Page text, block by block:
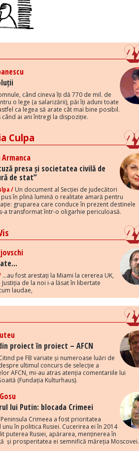
când cineva îți dă 770 de mil. de
o lege (a salarizării), păi îți aduni toate
ca legea să arate cât mai bine posibil.
când ai ani întregi la dispoziție.
Culpa
Armanca
presa și societatea civilă de
de stat”
/ Un document al Secției de judecători
pus în plină lumină o realitate amară pentru
gruparea care conduce în prezent destinele
a transformat într-o oligarhie periculoasă.
...au fost arestați la Miami la cererea UK,
Justiția de la noi i-a lăsat în libertate
laudae,
proiect în proiect – AFCN
pe FB variate și numeroase luări de
ultimul concurs de selecție a
AFCN, mi-au atras atenția comentariile lui
(Fundația Kulturhaus).
Gosu
lui Putin: blocada Crimeei
Peninsula Crimeea a fost prioritatea
unu în politica Rusiei. Cucerirea ei în 2014
puterea Rusiei, apărarea, menținerea în
și prosperitatea ei semnifică măreția Moscovei.